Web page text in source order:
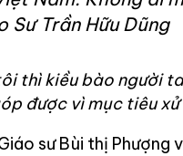
Sư Trần Hữu Dũng
thì kiều bào người
được vì mục tiêu
sư Bùi thị Phượng